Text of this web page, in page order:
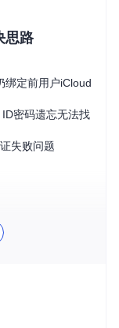
思路
绑定前用户iCloud
ID密码遗忘无法找
失败问题